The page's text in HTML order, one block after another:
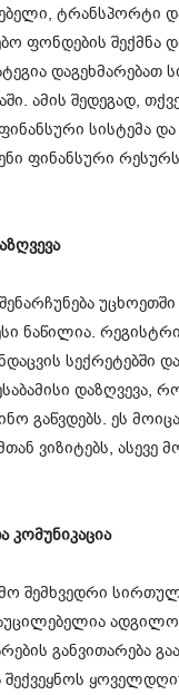
ტრანსპორტი
ფონდების შექმნა
დაგეხმარებათ
ამის შედეგად,
სისტემა
ფინანსური
ნაწილია.
სექრეტებში
დაზღვევა,
გაწვდებს. ეს
ვიზიტებს,
კომუნიკაცია
შემხვედრი
განვითარება
შექვეყნოს